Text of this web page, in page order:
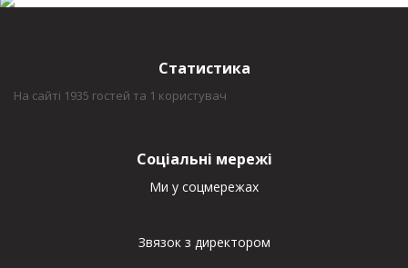
Статистика
На сайті 1935 гостей та 1 користувач
Соціальні мережі
Ми у соцмережах
Звязок з директором